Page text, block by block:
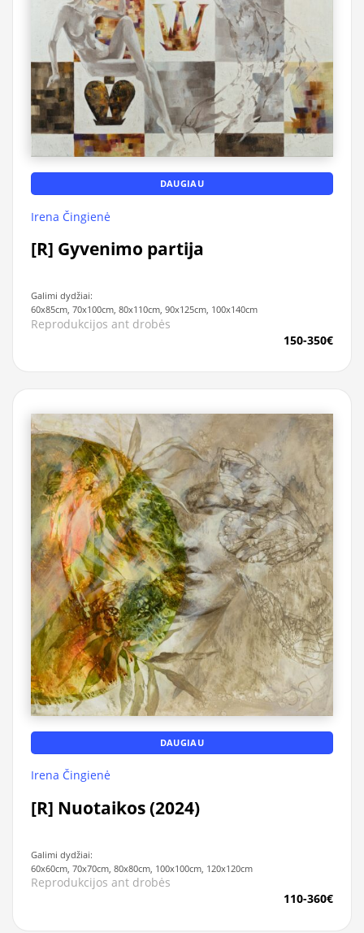
DAUGIAU
Irena Čingienė
[R] Gyvenimo partija
Galimi dydžiai:
60x85cm, 70x100cm, 80x110cm, 90x125cm, 100x140cm
Reprodukcijos ant drobės
150-350€
DAUGIAU
Irena Čingienė
[R] Nuotaikos (2024)
Galimi dydžiai:
60x60cm, 70x70cm, 80x80cm, 100x100cm, 120x120cm
Reprodukcijos ant drobės
110-360€